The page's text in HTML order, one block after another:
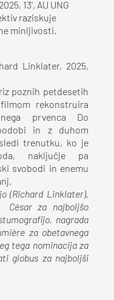
13', AU UNG
raziskuje
minljivosti.
Linklater, 2025,
poznih petdesetih
rekonstruira
prvenca Do
in z duhom
trenutku, ko je
naključje pa
svobodi in enemu
(Richard Linklater),
César za najboljšo
nagrada
za obetavnega
tega nominacija za
globus za najboljši